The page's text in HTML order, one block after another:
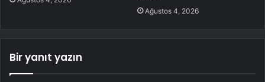
Ağustos 4, 2026
Bir yanıt yazın